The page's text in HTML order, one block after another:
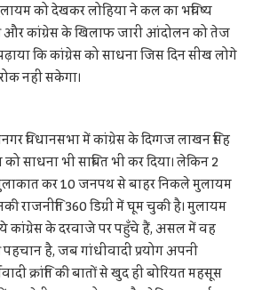
को देखकर लोहिया ने कल का भविष्य
और कांग्रेस के खिलाफ जारी आंदोलन को तेज
कि कांग्रेस को साधना जिस दिन सीख लोगे
नहीं सकेगा।
विधानसभा में कांग्रेस के दिग्गज लाखन सिंह
को साधना भी साबित भी कर दिया। लेकिन 2
मुलाकात कर 10 जनपथ से बाहर निकले मुलायम
राजनीति 360 डिग्री में घूम चुकी है। मुलायम
कांग्रेस के दरवाजे पर पहुँचे हैं, असल में वह
है, जब गांधीवादी प्रयोग अपनी
क्रांति की बातों से खुद ही बोरियत महसूस